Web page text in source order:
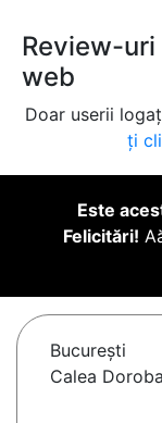
Review-
web
Doar userii
ți
Este
Felicitări!
Bucureşti
Calea